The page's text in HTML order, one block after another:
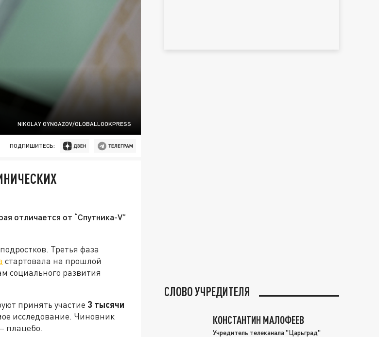
NIKOLAY GYNGAZOV/GLOBALLOOKPRESS
ПОДПИШИТЕСЬ:
отличается от “Спутника-V”
Третья фаза
стартовала на прошлой
социального развития
принять участие 3 тысячи
исследование. Чиновник
плацебо.
СЛОВО УЧРЕДИТЕЛЯ
КОНСТАНТИН МАЛОФЕЕВ
Учредитель телеканала "Царьград"